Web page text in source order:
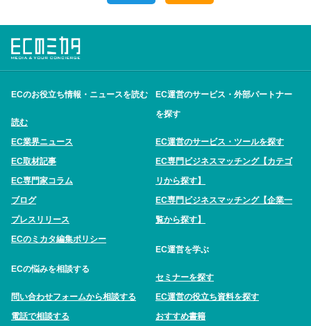
ECのお役立ち情報・ニュースを読む
読む
EC業界ニュース
EC取材記事
EC専門家コラム
ブログ
プレスリリース
ECのミカタ編集ポリシー
ECの悩みを相談する
問い合わせフォームから相談する
電話で相談する
EC運営のサービス・外部パートナー
を探す
EC運営のサービス・ツールを探す
EC専門ビジネスマッチング【カテゴ
リから探す】
EC専門ビジネスマッチング【企業一
覧から探す】
EC運営を学ぶ
セミナーを探す
EC運営の役立ち資料を探す
おすすめ書籍